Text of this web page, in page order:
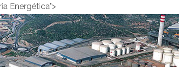
Energética">